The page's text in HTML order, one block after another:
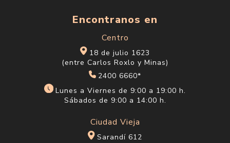
Encontranos en
Centro
18 de julio 1623
(entre Carlos Roxlo y Minas)
2400 6660*
Lunes a Viernes de 9:00 a 19:00 h.
Sábados de 9:00 a 14:00 h.
Ciudad Vieja
Sarandí 612